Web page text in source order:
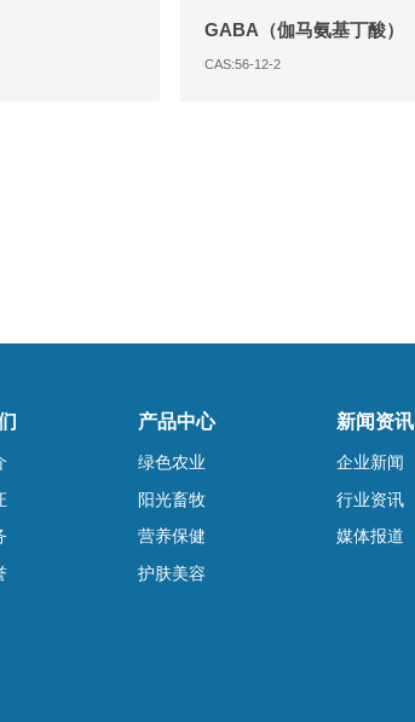
GABA（伽马氨基丁酸）
CAS:56-12-2
产品中心
绿色农业
阳光畜牧
营养保健
护肤美容
新闻资讯
企业新闻
行业资讯
媒体报道